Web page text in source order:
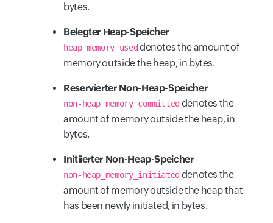
bytes.
Belegter Heap-Speicher
heap_memory_useddenotes the amount of
memory outside the heap, in bytes.
Reservierter Non-Heap-Speicher
non-heap_memory_committed denotes the
amount of memory outside the heap, in
bytes.
Initiierter Non-Heap-Speicher
non-heap_memory_initiated denotes the
amount of memory outside the heap that
has been newly initiated, in bytes.